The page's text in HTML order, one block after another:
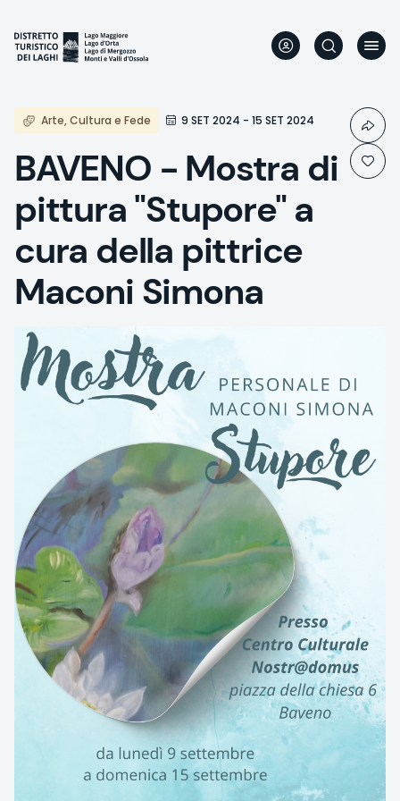
contenu
principal
Arte, Cultura e Fede 9 SET 2024 - 15 SET 2024
BAVENO - Mostra di
pittura "Stupore" a
cura della pittrice
Maconi Simona